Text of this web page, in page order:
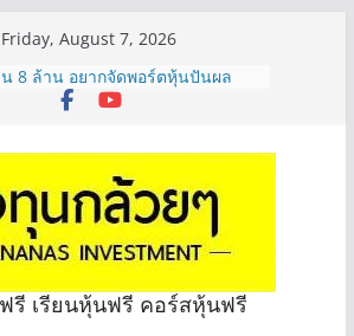
Friday, August 7, 2026
น 8 ล้าน อยากจัดพอร์ตหุ้นปันผล
ยะยาว อุตสาหกรรมไหนดี? | Q&A
อสภูเขาทอง Sauce เหมาะถือเป็น
ปันผลไหม? | Q&A กล้วยๆ EP.1166
vs CBG vs ICHI ควร DCA ตัวไหน
Q&A กล้วยๆ EP.1165
งบกลุ่ม Bank หุ้นไหนเหมาะถือเอา
ผล” | EP.175
ลือกหุ้นแต่ละตัว ต้องดู Short –
ของหุ้นตัวนั้นๆไหมคะ? | Q&A
รี เรียนหุ้นฟรี คอร์สหุ้นฟรี